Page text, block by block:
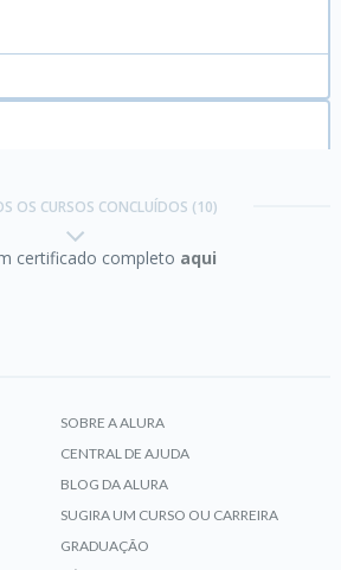
OS CURSOS CONCLUÍDOS (10)
certificado completo aqui
SOBRE A ALURA
CENTRAL DE AJUDA
BLOG DA ALURA
SUGIRA UM CURSO OU CARREIRA
GRADUAÇÃO